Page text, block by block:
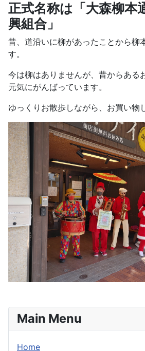
正式名称は「大森柳本
興組合」
昔、道沿いに柳があったことから柳
す。
今は柳はありませんが、昔からある
元気にがんばっています。
ゆっくりお散歩しながら、お買い物
Main Menu
Home